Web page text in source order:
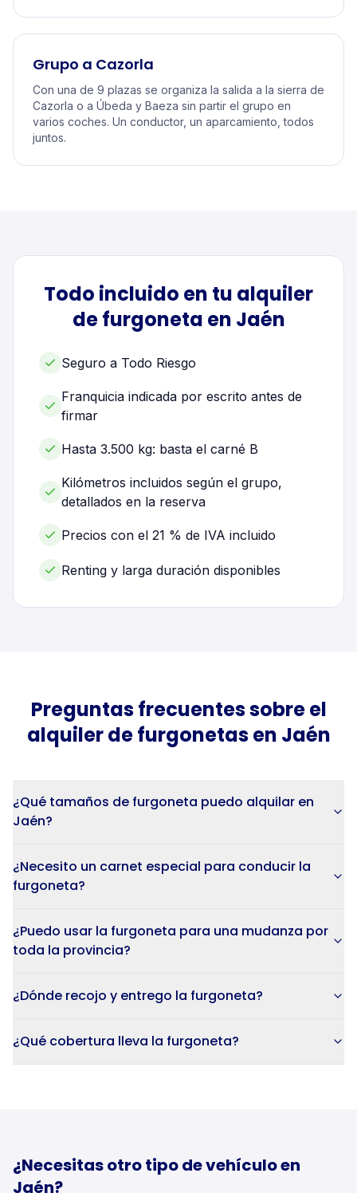
Grupo a Cazorla
Con una de 9 plazas se organiza la salida a la sierra de
Cazorla o a Úbeda y Baeza sin partir el grupo en
varios coches. Un conductor, un aparcamiento, todos
juntos.
Todo incluido en tu alquiler
defurgoneta en Jaén
Seguro a Todo Riesgo
Franquicia indicada por escrito antes de
firmar
Hasta 3.500 kg: basta el carné B
Kilómetros incluidos según el grupo,
detallados en la reserva
Precios con el 21 % de IVA incluido
Renting y larga duración disponibles
Preguntas frecuentes sobre el
alquiler defurgonetasen Jaén
¿Qué tamaños de furgoneta puedo alquilar en
Jaén?
¿Necesito un carnet especial para conducir la
furgoneta?
¿Puedo usar la furgoneta para una mudanza por
toda la provincia?
¿Dónde recojo y entrego la furgoneta?
¿Qué cobertura lleva la furgoneta?
¿Necesitas otro tipo de vehículo en
Jaén?